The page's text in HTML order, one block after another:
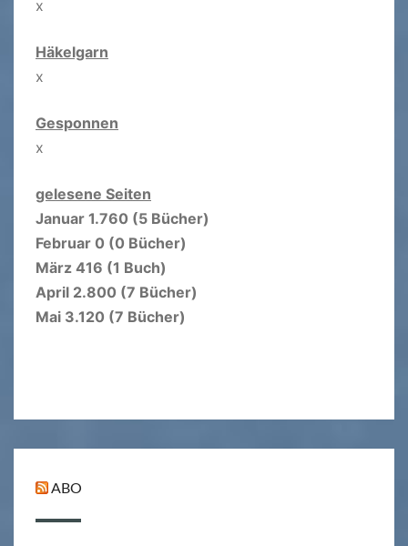
x
Häkelgarn
x
Gesponnen
x
gelesene Seiten
Januar 1.760 (5 Bücher)
Februar 0 (0 Bücher)
März 416 (1 Buch)
April 2.800 (7 Bücher)
Mai 3.120 (7 Bücher)
ABO